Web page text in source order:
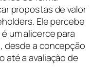
propostas de valor
Ele percebe
um alicerce para
a concepção
até a avaliação de